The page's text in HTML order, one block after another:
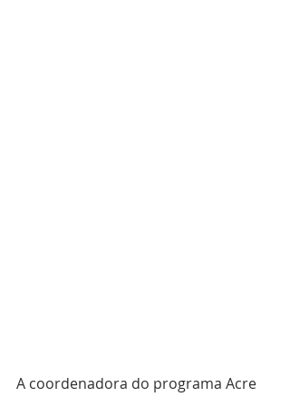
A coordenadora do programa Acre